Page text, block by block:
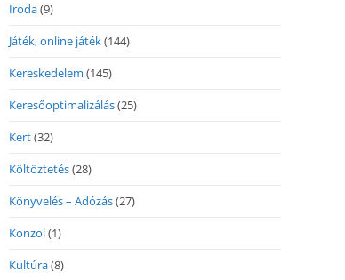
Iroda(9)
Játék, online játék(144)
Kereskedelem (145)
Keresőoptimalizálás(25)
Kert(32)
Költöztetés(28)
Könyvelés – Adózás(27)
Konzol(1)
Kultúra(8)